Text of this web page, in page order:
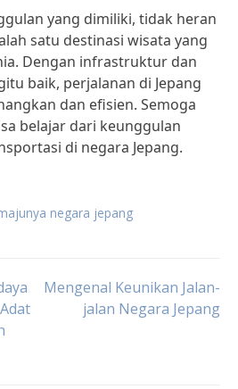
yang dimiliki, tidak heran
satu destinasi wisata yang
Dengan infrastruktur dan
baik, perjalanan di Jepang
dan efisien. Semoga
belajar dari keunggulan
di negara Jepang.
negara jepang
Mengenal Keunikan Jalan-
jalan Negara Jepang